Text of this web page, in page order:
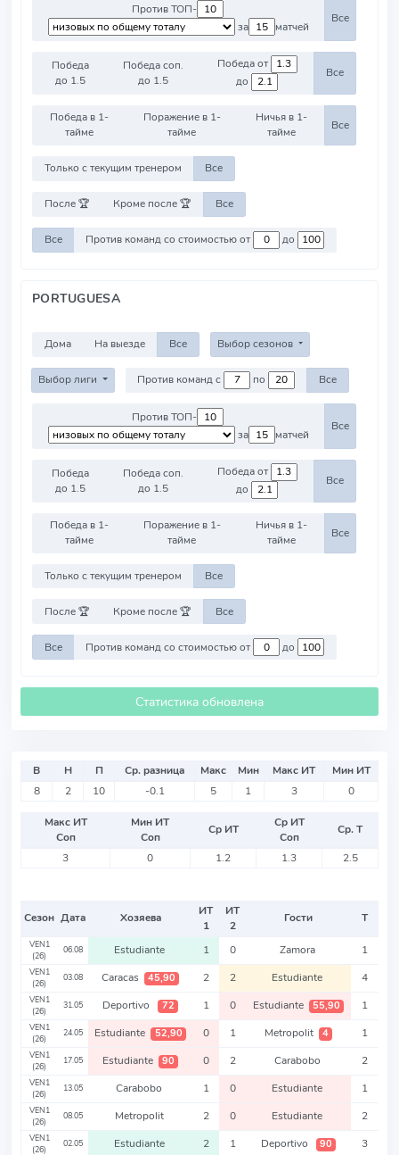
Против ТОП-
за
матчей
Все
Победа
до 1.5
Победа соп.
до 1.5
Победа от
до
Все
Победа в 1-
тайме
Поражение в 1-
тайме
Ничья в 1-
тайме
Все
Только с текущим тренером Все
После 🏆 Кроме после 🏆 Все
Все Против команд со стоимостью от до
PORTUGUESA
Дома На выезде Все Выбор сезонов
Выбор лиги Против команд с по Все
Против ТОП-
за
матчей
Все
Победа
до 1.5
Победа соп.
до 1.5
Победа от
до
Все
Победа в 1-
тайме
Поражение в 1-
тайме
Ничья в 1-
тайме
Все
Только с текущим тренером Все
После 🏆 Кроме после 🏆 Все
Все Против команд со стоимостью от до
Статистика обновлена
В Н П Ср. разница Макс Мин Макс ИТ
Мин ИТ
8
2 10 -0.1 5 1 3 0
Макс ИТ
Соп
Мин ИТ
Соп
Ср ИТ
Ср ИТ
Соп
Ср. Т
3
0 1.2 1.3 2.5
Сезон Дата Хозяева
ИТ
1
ИТ
2
Гости Т
VEN1
(26)
06.08 Estudiante 1 0 Zamora 1
VEN1
(26)
03.08 Caracas 45,90 2 2 Estudiante 4
VEN1
(26)
31.05 Deportivo 72 1 0 Estudiante 55,90 1
VEN1
(26)
24.05 Estudiante 52,90 0 1 Metropolit 4 1
VEN1
(26)
17.05 Estudiante 90 0 2 Carabobo 2
VEN1
(26)
13.05 Carabobo 1 0 Estudiante 1
VEN1
(26)
08.05 Metropolit 2 0 Estudiante 2
VEN1
(26)
02.05 Estudiante 2 1 Deportivo 90 3